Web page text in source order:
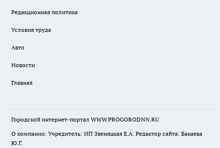
Редакционная политика
Условия труда
Авто
Новости
Главная
Городской интернет-портал WWW.PROGORODNN.RU
О компании: Учредитель: ИП Звеняцкая Е.А. Редактор сайта: Бакаева
Ю.Г.